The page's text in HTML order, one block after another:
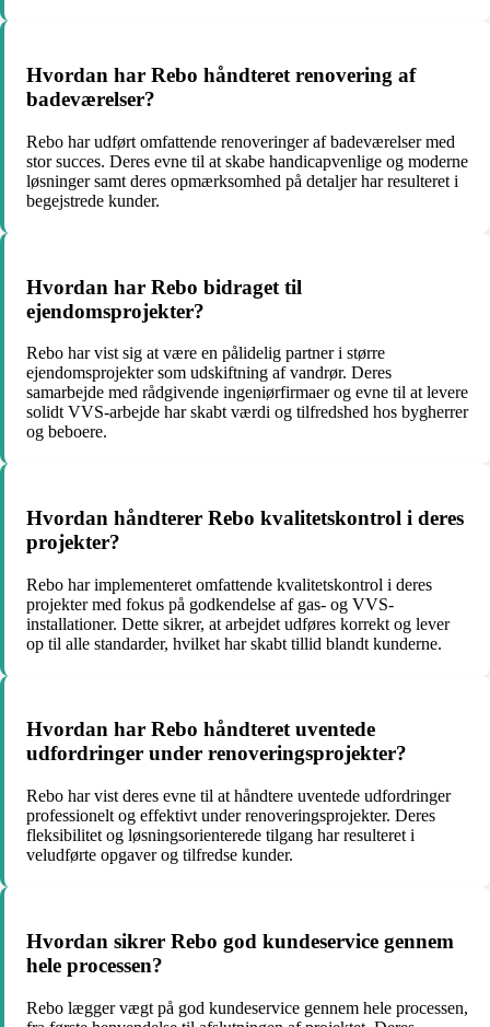
Hvordan har Rebo håndteret renovering af
badeværelser?
Rebo har udført omfattende renoveringer af badeværelser med
stor succes. Deres evne til at skabe handicapvenlige og moderne
løsninger samt deres opmærksomhed på detaljer har resulteret i
begejstrede kunder.
Hvordan har Rebo bidraget til
ejendomsprojekter?
Rebo har vist sig at være en pålidelig partner i større
ejendomsprojekter som udskiftning af vandrør. Deres
samarbejde med rådgivende ingeniørfirmaer og evne til at levere
solidt VVS-arbejde har skabt værdi og tilfredshed hos bygherrer
og beboere.
Hvordan håndterer Rebo kvalitetskontrol i deres
projekter?
Rebo har implementeret omfattende kvalitetskontrol i deres
projekter med fokus på godkendelse af gas- og VVS-
installationer. Dette sikrer, at arbejdet udføres korrekt og lever
op til alle standarder, hvilket har skabt tillid blandt kunderne.
Hvordan har Rebo håndteret uventede
udfordringer under renoveringsprojekter?
Rebo har vist deres evne til at håndtere uventede udfordringer
professionelt og effektivt under renoveringsprojekter. Deres
fleksibilitet og løsningsorienterede tilgang har resulteret i
veludførte opgaver og tilfredse kunder.
Hvordan sikrer Rebo god kundeservice gennem
hele processen?
Rebo lægger vægt på god kundeservice gennem hele processen,